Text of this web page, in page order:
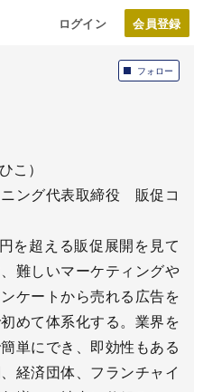
ログイン
フォロー
こ）
ング代表取締役 販促コ
を超える販促展開を見て
難しいマーケティングや
ケートから売れる広告を
めて体系化する。業界を
単にでき、即効性もある
経済団体、フランチャイ